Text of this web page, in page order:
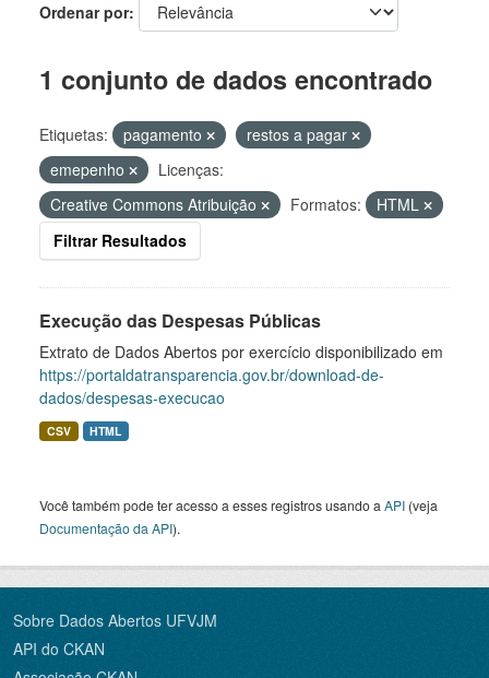
Ordenar por
1 conjunto de dados encontrado
Etiquetas: pagamento
restos a pagar
emepenho
Licenças:
Creative Commons Atribuição
Formatos:
HTML
Filtrar Resultados
Execução das Despesas Públicas
Extrato de Dados Abertos por exercício disponibilizado em
https://portaldatransparencia.gov.br/download-de-
dados/despesas-execucao
CSV HTML
Você também pode ter acesso a esses registros usando a API (veja
Documentação da API).
Sobre Dados Abertos UFVJM
API do CKAN